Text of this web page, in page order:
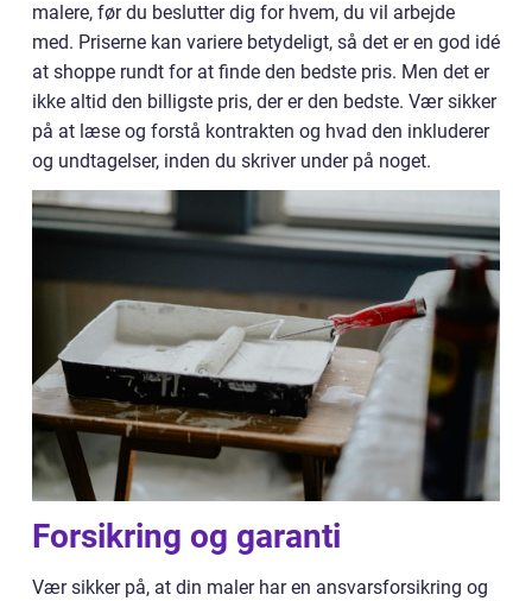
malere, før du beslutter dig for hvem, du vil arbejde
med. Priserne kan variere betydeligt, så det er en god idé
at shoppe rundt for at finde den bedste pris. Men det er
ikke altid den billigste pris, der er den bedste. Vær sikker
på at læse og forstå kontrakten og hvad den inkluderer
og undtagelser, inden du skriver under på noget.
Forsikring og garanti
Vær sikker på, at din maler har en ansvarsforsikring og